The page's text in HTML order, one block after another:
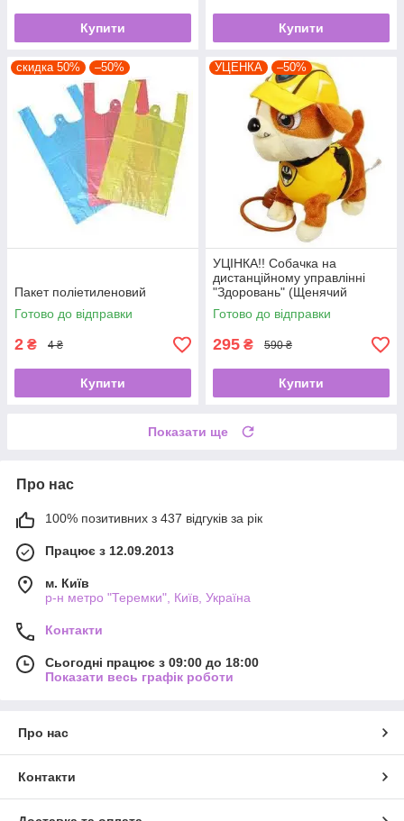
Купити Купити
скидка 50% –50%
Пакет поліетиленовий
Готово до відправки
2 ₴ 4 ₴
Купити
УЦЕНКА –50%
УЦІНКА!! Собачка на
дистанційному управлінні
"Здоровань" (Щенячий
патруль) ЖОВТА арт. 37777
Готово до відправки
295 ₴ 590 ₴
Купити
Показати ще
Про нас
100% позитивних з 437 відгуків за рік
Працює з 12.09.2013
м. Київ
р-н метро "Теремки", Київ, Україна
Контакти
Сьогодні працює з 09:00 до 18:00
Показати весь графік роботи
Про нас
Контакти